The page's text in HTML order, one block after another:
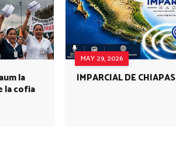
la
la cofia
MAY 29, 2026
IMPARCIAL DE CHIAPAS